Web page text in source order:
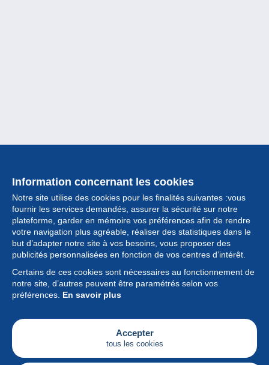
Information concernant les cookies
Notre site utilise des cookies pour les finalités suivantes :vous
fournir les services demandés, assurer la sécurité sur notre
plateforme, garder en mémoire vos préférences afin de rendre
votre navigation plus agréable, réaliser des statistiques dans le
but d’adapter notre site à vos besoins, vous proposer des
publicités personnalisées en fonction de vos centres d’intérêt.
Certains de ces cookies sont nécessaires au fonctionnement de
notre site, d’autres peuvent être paramétrés selon vos
préférences. En savoir plus
Accepter
tous les cookies
Collection
Actualités
Fonctionnalités
Société
Services